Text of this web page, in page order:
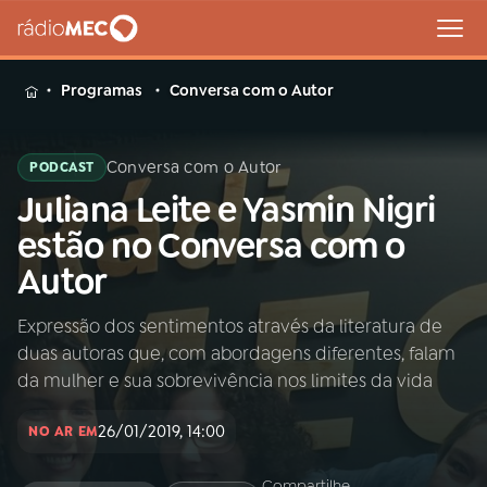
MENU
Buscar
na
Rádio
MEC
Buscar
Início AO VIVO
Programas Conversa com o Autor
PODCAST Conversa com o Autor
Juliana Leite e Yasmin Nigri
estão no Conversa com o
Autor
Expressão dos sentimentos através da literatura de
duas autoras que, com abordagens diferentes, falam
da mulher e sua sobrevivência nos limites da vida
NO AR EM26/01/2019, 14:00